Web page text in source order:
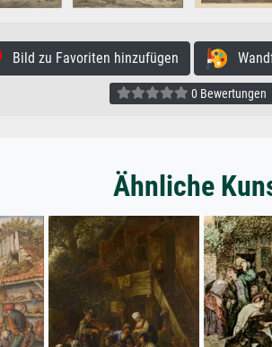
Bild zu Favoriten hinzufügen
0 Bewertungen
Ähnliche